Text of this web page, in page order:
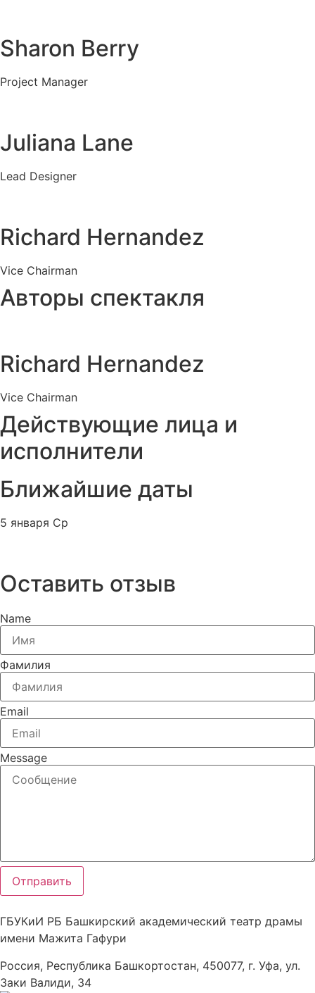
Sharon Berry
Project Manager
Juliana Lane
Lead Designer
Richard Hernandez
Vice Chairman
Авторы спектакля
Richard Hernandez
Vice Chairman
Действующие лица и
исполнители
Ближайшие даты
5 января Ср
Оставить отзыв
Name
Фамилия
Email
Message
Отправить
ГБУКиИ РБ Башкирский академический театр драмы
имени Мажита Гафури
Россия, Республика Башкортостан, 450077, г. Уфа, ул.
Заки Валиди, 34